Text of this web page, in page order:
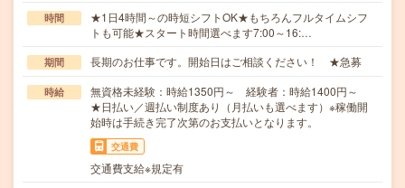
時間
★1日4時間～の時短シフトOK★もちろんフルタイムシフ
トも可能★スタート時間選べます7:00～16:…
期間 長期のお仕事です。開始日はご相談ください！ ★急募
時給
無資格未経験：時給1350円～ 経験者：時給1400円～
★日払い／週払い制度あり（月払いも選べます）※稼働開
始時は手続き完了次第のお支払いとなります。
交通費
交通費支給※規定有